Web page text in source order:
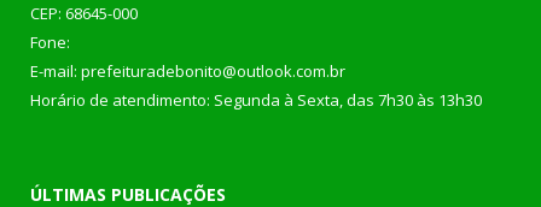
CEP: 68645-000
Fone:
E-mail: prefeituradebonito@outlook.com.br
Horário de atendimento: Segunda à Sexta, das 7h30 às 13h30
ÚLTIMAS PUBLICAÇÕES